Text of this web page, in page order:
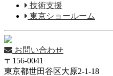
技術支援
東京ショールーム
お問い合わせ
〒156-0041
東京都世田谷区大原2-1-18